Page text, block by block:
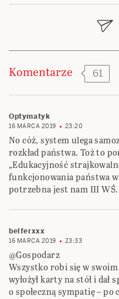
wpisu
Komentarze 61
Optymatyk
16 MARCA 2019 23:20
No cóż, system ulega
rozkład państwa. Toż to
„Edukacyjność
funkcjonowania państwa
potrzebna jest nam III WŚ.
belferxxx
16 MARCA 2019 23:33
@Gospodarz
Wszystko robi się w
wyłożył karty na stół i
o społeczną sympatię – po